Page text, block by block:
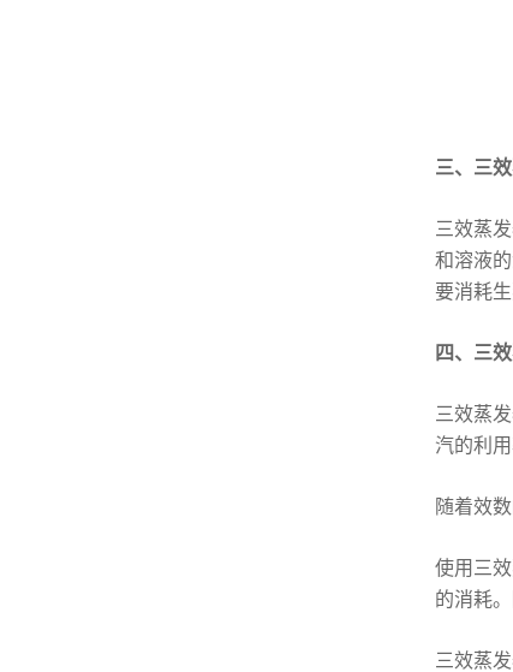
三、三
三效蒸
和溶液
要消耗生
四、三
三效蒸
汽的利
随着效
使用三
的消耗
三效蒸